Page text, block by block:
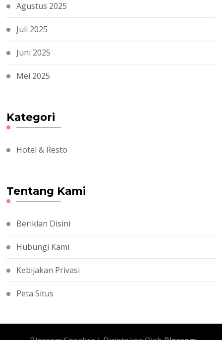
Agustus 2025
Juli 2025
Juni 2025
Mei 2025
Kategori
Hotel & Resto
Tentang Kami
Beriklan Disini
Hubungi Kami
Kebijakan Privasi
Peta Situs